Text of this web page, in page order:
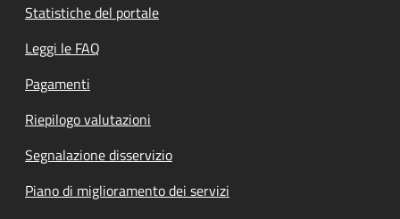
Statistiche del portale
Leggi le FAQ
Pagamenti
Riepilogo valutazioni
Segnalazione disservizio
Piano di miglioramento dei servizi